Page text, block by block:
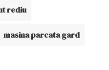
rediu
masina parcata gard